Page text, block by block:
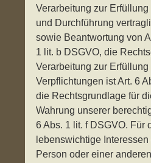
Verarbeitung zur
und Durchführung
sowie Beantwortung von
1 lit. b DSGVO, die
Verarbeitung zur
Verpflichtungen ist Art. 6
die Rechtsgrundlage für
Wahrung unserer
6 Abs. 1 lit. f DSGVO. Für
lebenswichtige
Person oder einer